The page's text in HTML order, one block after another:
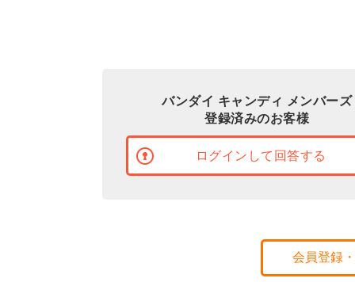
バンダイ キャンディ メンバーズ
登録済みのお客様
ログインして回答する
会員登録